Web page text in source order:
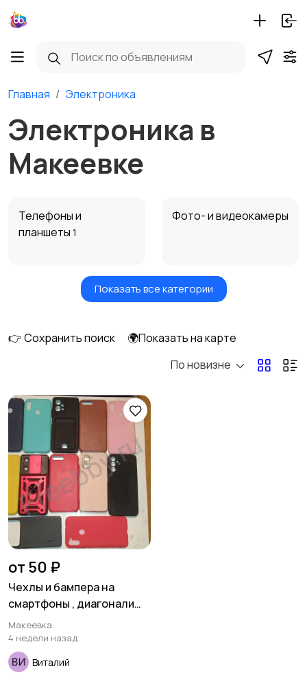
Главная Электроника
Электроника в
Макеевке
Телефоны и
планшеты 1
Фото- и видеокамеры
Компьютерная
ТВ, аудио, видео
Показать все категории
👉 Сохранить поиск
🌍Показать на карте
По новизне
от 50 ₽
Чехлы и бампера на
смартфоны , диагонали
4,5-6,0 , новые ,
неликвиды .
Макеевка
4 недели назад
Виталий